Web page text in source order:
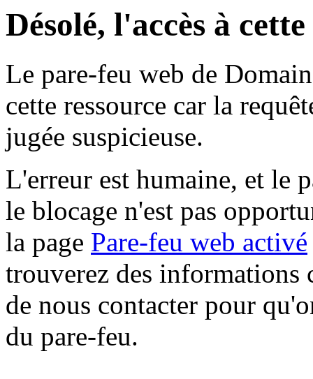
Désolé, l'accès à
Le pare-feu web de
cette ressource car la
jugée suspicieuse.
L'erreur est humaine, et le
le blocage n'est pas
la page Pare-feu web activé
trouverez des informations
de nous contacter pour
du pare-feu.